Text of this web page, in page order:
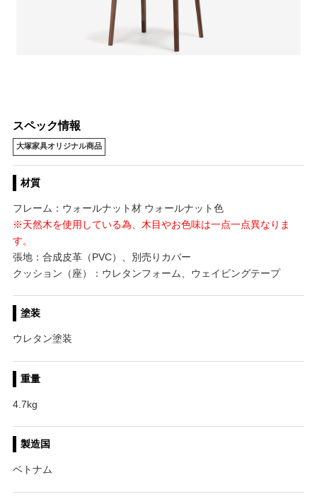
スペック情報
大塚家具オリジナル商品
材質
フレーム：ウォールナット材 ウォールナット色
※天然木を使用している為、木目やお色味は一点一点異なりま
す。
張地：合成皮革（PVC）、別売りカバー
クッション（座）：ウレタンフォーム、ウェイビングテープ
塗装
ウレタン塗装
重量
4.7kg
製造国
ベトナム